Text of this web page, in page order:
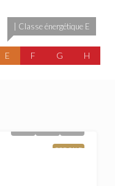
| Classe énergétique E
E F G H
FOR SALE